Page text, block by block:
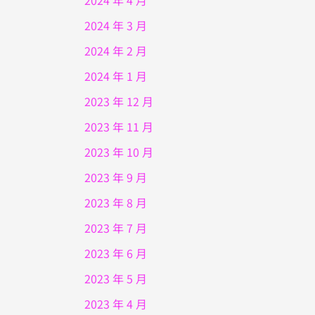
2024 年 3 月
2024 年 2 月
2024 年 1 月
2023 年 12 月
2023 年 11 月
2023 年 10 月
2023 年 9 月
2023 年 8 月
2023 年 7 月
2023 年 6 月
2023 年 5 月
2023 年 4 月